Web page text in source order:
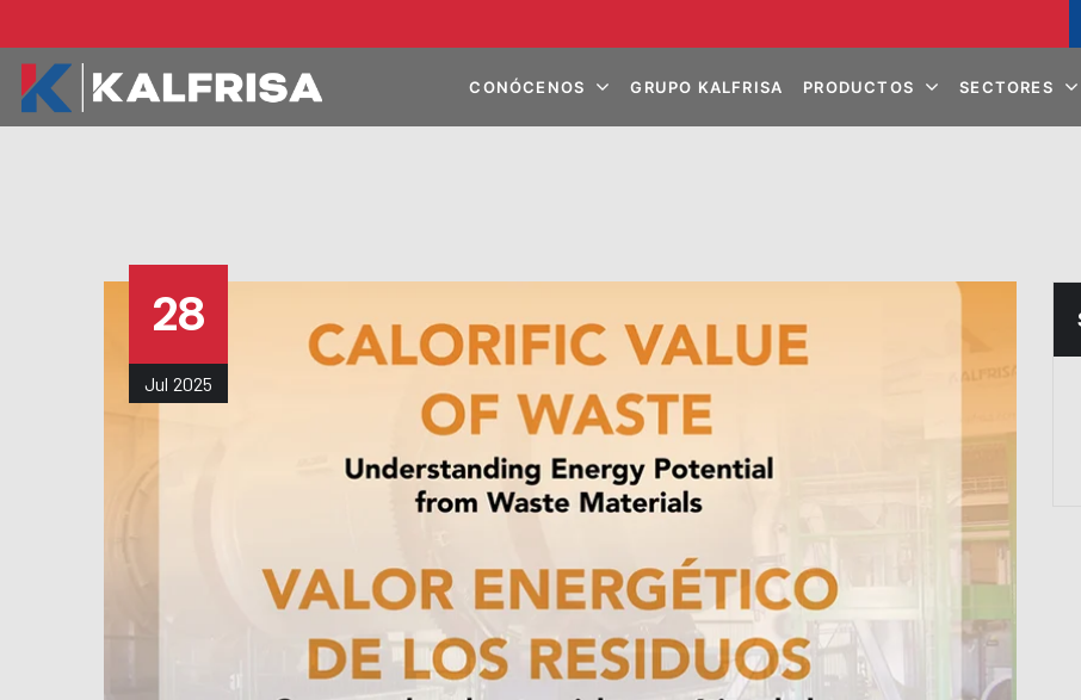
CONÓCENOS GRUPO KALFRISA PRODUCTOS SECTORES
28
Jul 2025